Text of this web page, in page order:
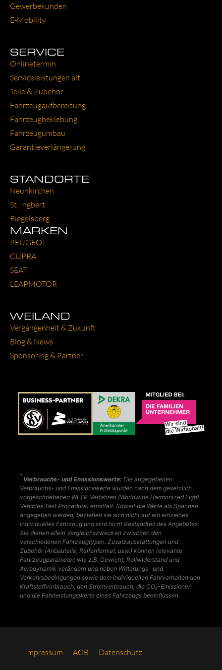
Gewer­be­kun­den
E‑Mobility
SERVICE
Online­ter­min
Ser­vice­leis­tun­gen alt
Tei­le & Zube­hör
Fahr­zeug­auf­be­rei­tung
Fahr­zeug­be­kle­bung
Fahr­zeug­um­bau
Garantie­verlängerung
STANDORTE
Neun­kir­chen
St. Ing­bert
Rie­gels­berg
MARKEN
PEU­GEOT
CUP­RA
SEAT
LEAP­MO­TOR
WEILAND
Ver­gan­gen­heit & Zukunft
Blog & News
Spon­so­ring & Part­ner
*
Verbrauchs- und Emissionswerte: Die angegebenen
Verbrauchs- und Emissionswerte wurden nach dem gesetzlich
vorgeschriebenen WLTP-Verfahren (Worldwide Harmonized Light
Vehicles Test Procedure) ermittelt. Soweit die Werte als Spannen
angegeben werden, beziehen sie sich nicht auf ein einzelnes
individuelles Fahrzeug und sind nicht Bestandteil des Angebotes.
Sie dienen allein Vergleichszwecken zwischen den
verschiedenen Fahrzeugtypen. Zusatzausstattungen und
Zubehör (Anbauteile, Reifenformat, usw.) können relevante
Fahrzeugparameter, wie z.B. Gewicht, Rollwiderstand und
Aerodynamik verändern und neben Witterungs- und
Verkehrsbedingungen sowie dem individuellen Fahrverhalten den
Kraftstoffverbrauch, den Stromverbrauch, die CO₂-Emissionen
und die Fahrleistungswerte eines Fahrzeugs beeinflussen.
Impres­sum AGB Daten­schutz